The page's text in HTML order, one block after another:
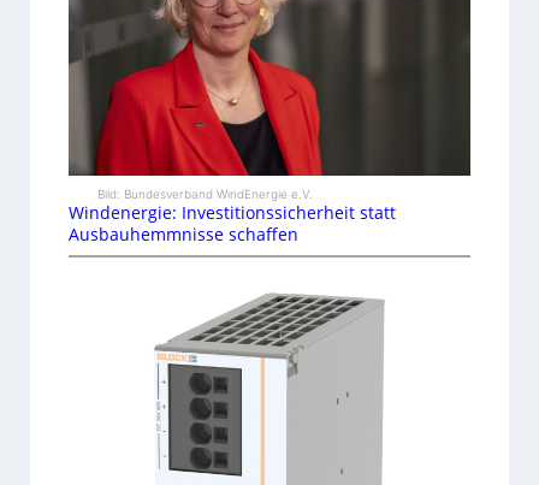
Bild: Bundesverband WindEnergie e.V.
Windenergie: Investitionssicherheit statt
Ausbauhemmnisse schaffen